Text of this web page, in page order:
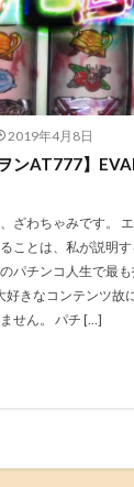
2019年4月8日
ンAT777】
ざわちゃみです。
ことは、私が説明
パチンコ人生で最
好きなコンテンツ故
せん。 パチ […]